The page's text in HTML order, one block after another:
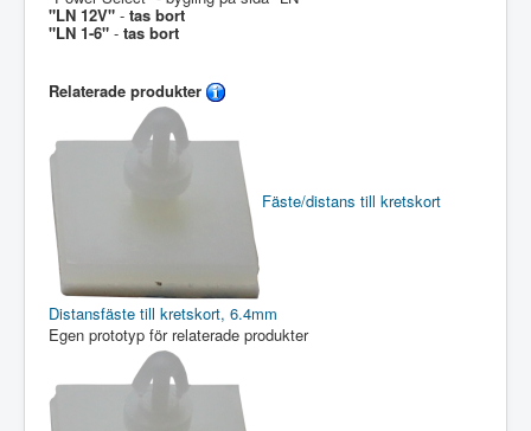
"LN 12V" - tas bort
"LN 1-6" - tas bort
Relaterade produkter
Fäste/distans till kretskort
Distansfäste till kretskort, 6.4mm
Egen prototyp för relaterade produkter